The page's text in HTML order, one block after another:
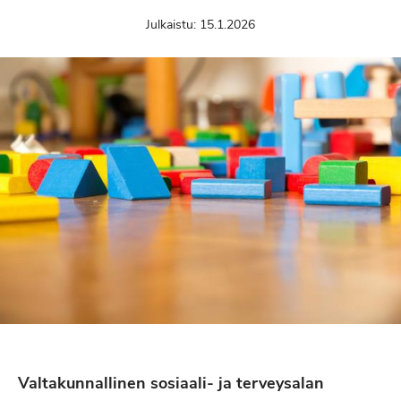
Julkaistu: 15.1.2026
Valtakunnallinen sosiaali- ja terveysalan